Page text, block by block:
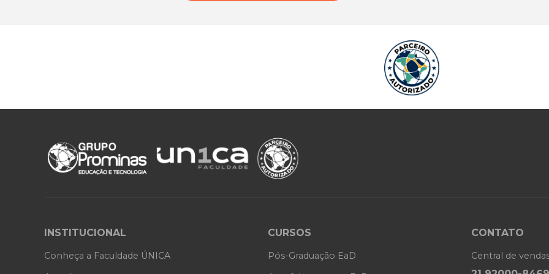
INSTITUCIONAL
Conheça a Faculdade ÚNICA
CURSOS
Pós-Graduação EaD
CONTATO
Central de